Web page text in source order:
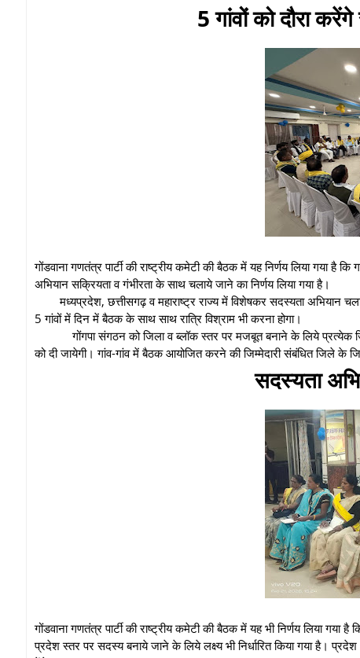
5 गांवों को दौरा करेंगे
गोंडवाना गणतंत्र पार्टी की राष्ट्रीय कमेटी की बैठक में यह निर्णय लिया गया
अभियान सक्रियता व गंभीरता के साथ चलाये जाने का निर्णय लिया गया है।
मध्यप्रदेश, छत्तीसगढ़ व महाराष्ट्र राज्य में विशेषकर सदस्यता अभियान
5 गांवों में दिन में बैठक के साथ साथ रात्रि विश्राम भी करना होगा।
गोंगपा संगठन को जिला व ब्लॉक स्तर पर मजबूत बनाने के लिये
को दी जायेगी। गांव-गांव में बैठक आयोजित करने की जिम्मेदारी संबंधित जिले के
सदस्यता
गोंडवाना गणतंत्र पार्टी की राष्ट्रीय कमेटी की बैठक में यह भी निर्णय लिया
प्रदेश स्तर पर सदस्य बनाये जाने के लिये लक्ष्य भी निर्धारित किया गया है।